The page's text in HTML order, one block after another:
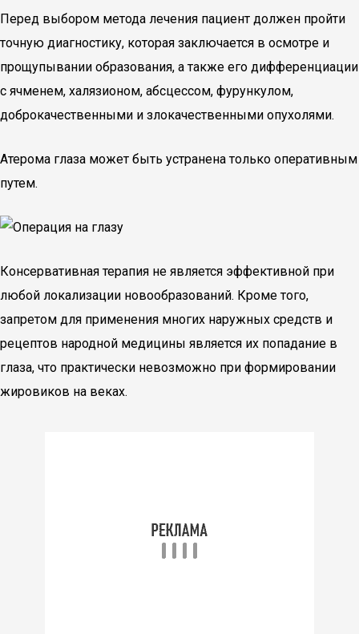
Перед выбором метода лечения пациент должен пройти
точную диагностику, которая заключается в осмотре и
прощупывании образования, а также его дифференциации
с ячменем, халязионом, абсцессом, фурункулом,
доброкачественными и злокачественными опухолями.
Атерома глаза может быть устранена только оперативным
путем.
Консервативная терапия не является эффективной при
любой локализации новообразований. Кроме того,
запретом для применения многих наружных средств и
рецептов народной медицины является их попадание в
глаза, что практически невозможно при формировании
жировиков на веках.